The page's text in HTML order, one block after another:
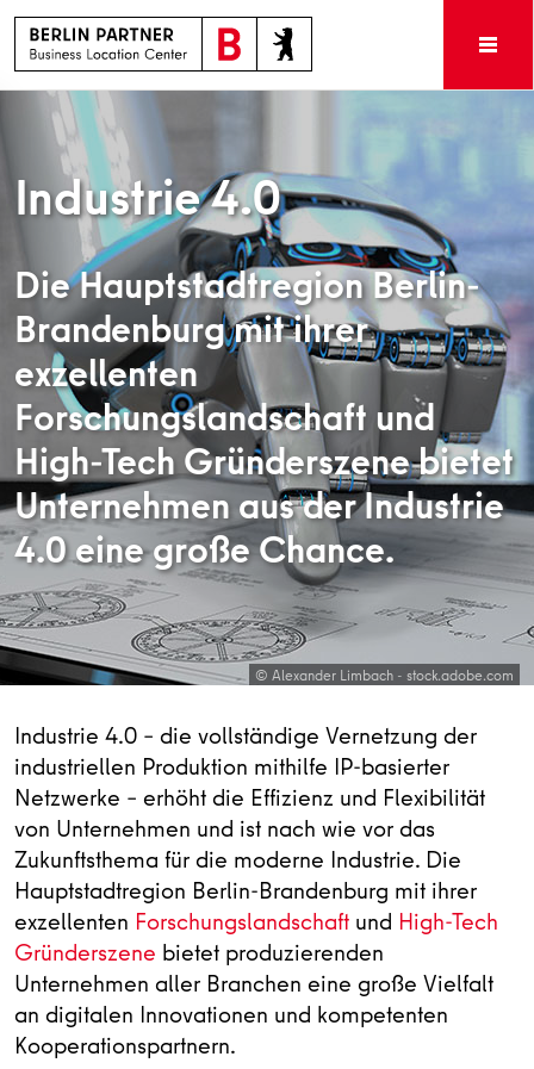
© Alexander Limbach - stock.adobe.com
Industrie 4.0
Die Hauptstadtregion Berlin-
Brandenburg mit ihrer
exzellenten
Forschungslandschaft und
High-Tech Gründerszene bietet
Unternehmen aus der Industrie
4.0 eine große Chance.
Industrie 4.0 – die vollständige Vernetzung der
industriellen Produktion mithilfe IP-basierter
Netzwerke – erhöht die Effizienz und Flexibilität
von Unternehmen und ist nach wie vor das
Zukunftsthema für die moderne Industrie. Die
Hauptstadtregion Berlin-Brandenburg mit ihrer
exzellenten Forschungslandschaft und High-Tech
Gründerszene bietet produzierenden
Unternehmen aller Branchen eine große Vielfalt
an digitalen Innovationen und kompetenten
Kooperationspartnern.